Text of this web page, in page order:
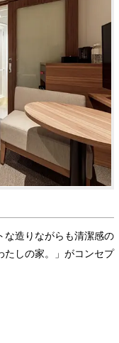
な造りながらも清潔感の
たしの家。」がコンセプ